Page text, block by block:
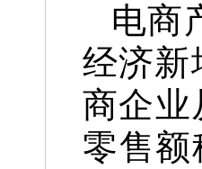
电商
经济新
商企业
零售额